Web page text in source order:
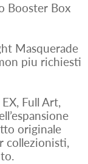
Booster Box
Masquerade
piu richiesti
Full Art,
originale
collezionisti,